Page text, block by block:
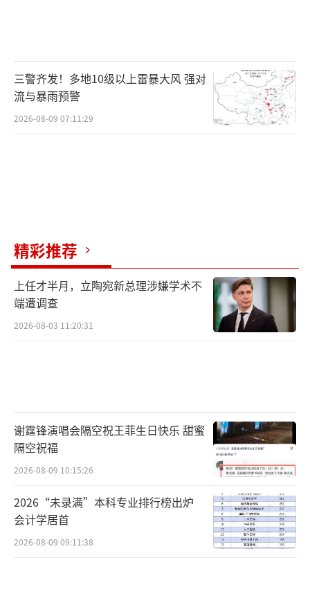
三警齐发！多地10级以上雷暴大风 强对
流与暴雨预警
2026-08-09 07:11:29
精彩推荐
上任才半月，立陶宛新总理涉嫌学术不
端遭调查
2026-08-03 11:20:31
谢霆锋演唱会隔空祝王菲生日快乐 甜蜜
隔空祝福
2026-08-09 10:15:26
2026“未录满”本科专业排行榜出炉
会计学居首
2026-08-09 09:11:38